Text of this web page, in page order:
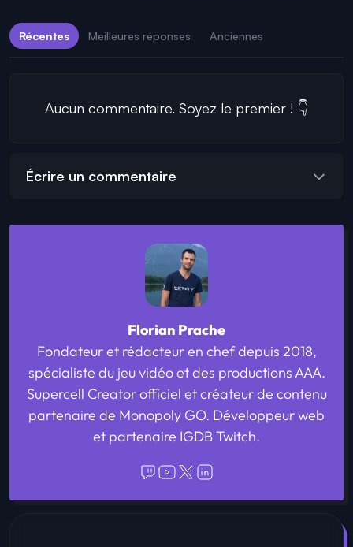
Récentes Meilleures réponses Anciennes
Aucun commentaire. Soyez le premier ! 👇
Écrire un commentaire
Florian Prache
Fondateur et rédacteur en chef depuis 2018,
spécialiste du jeu vidéo et des productions AAA.
Supercell Creator officiel et créateur de contenu
partenaire de Monopoly GO. Développeur web
et partenaire IGDB Twitch.